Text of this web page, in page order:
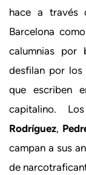
hace a través
Barcelona
calumnias por
desfilan por
que escriben
capitalino.
Rodríguez,
campan a sus
de